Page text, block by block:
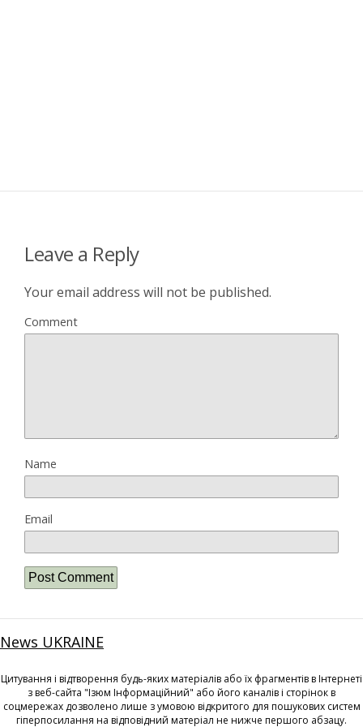
Leave a Reply
Your email address will not be published.
Comment
Name
Email
News UKRAINE
Цитування і відтворення будь-яких матеріалів або їх фрагментів в Інтернеті
з веб-сайта "Ізюм Інформаційний" або його каналів і сторінок в
соцмережах дозволено лише з умовою відкритого для пошукових систем
гіперпосилання на відповідний матеріал не нижче першого абзацу.